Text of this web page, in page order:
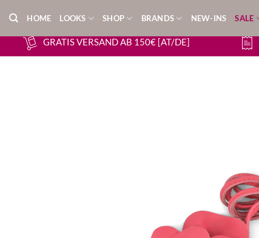
Inhalt
springen
HOME LOOKS SHOP BRANDS NEW-INS SALE
GRATIS VERSAND AB 150€ [AT/DE]